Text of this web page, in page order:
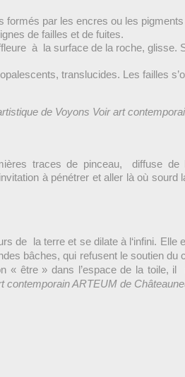
par les encres ou les
de failles et de fuites.
à la surface de la roche, glisse.
translucides. Les failles
de Voyons Voir art
tracesde pinceau, diffuse de
à pénétrer et aller là où sourd
de la terre et se dilate à l‘infini.
bâches, qui refusent le soutien
être » dans l’espace de la toile,
contemporain ARTEUM de